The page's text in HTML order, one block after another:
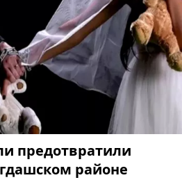
предотвратили
районе